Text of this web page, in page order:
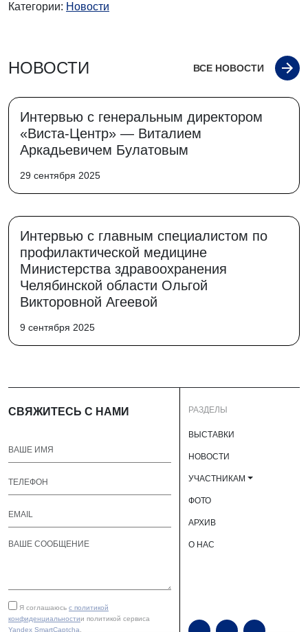
Категории: Новости
НОВОСТИ ВСЕ НОВОСТИ
Интервью с генеральным директором
«Виста-Центр» — Виталием
Аркадьевичем Булатовым
29 сентября 2025
Интервью с главным специалистом по
профилактической медицине
Министерства здравоохранения
Челябинской области Ольгой
Викторовной Агеевой
9 сентября 2025
СВЯЖИТЕСЬ С НАМИ
Я соглашаюсь с политикой
конфиденциальностии политикой сервиса
Yandex SmartCaptcha
РАЗДЕЛЫ
ВЫСТАВКИ
НОВОСТИ
УЧАСТНИКАМ
ФОТО
АРХИВ
О НАС